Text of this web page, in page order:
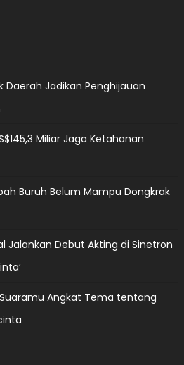
Daerah Jadikan Penghijauan
Miliar Jaga Ketahanan
Buruh Belum Mampu Dongkrak
Jalankan Debut Akting di Sinetron
Suaramu Angkat Tema tentang